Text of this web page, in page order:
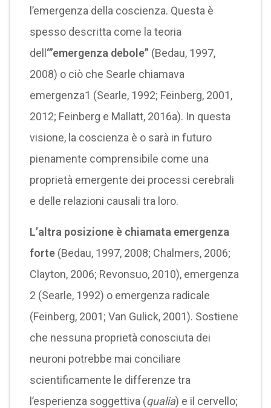
l’emergenza della coscienza. Questa è
spesso descritta come la teoria
dell ‘”emergenza debole” (Bedau, 1997,
2008) o ciò che Searle chiamava
emergenza1 (Searle, 1992; Feinberg, 2001,
2012; Feinberg e Mallatt, 2016a). In questa
visione, la coscienza è o sarà in futuro
pienamente comprensibile come una
proprietà emergente dei processi cerebrali
e delle relazioni causali tra loro.
L’altra posizione è chiamata emergenza
forte(Bedau, 1997, 2008; Chalmers, 2006;
Clayton, 2006; Revonsuo, 2010), emergenza
2 (Searle, 1992) o emergenza radicale
(Feinberg, 2001; Van Gulick, 2001). Sostiene
che nessuna proprietà conosciuta dei
neuroni potrebbe mai conciliare
scientificamente le differenze tra
l’esperienza soggettiva (qualia) e il cervello;